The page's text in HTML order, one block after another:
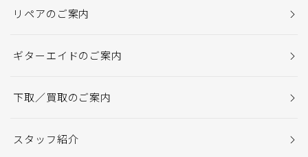
リペアのご案内
ギターエイドのご案内
下取／買取のご案内
スタッフ紹介